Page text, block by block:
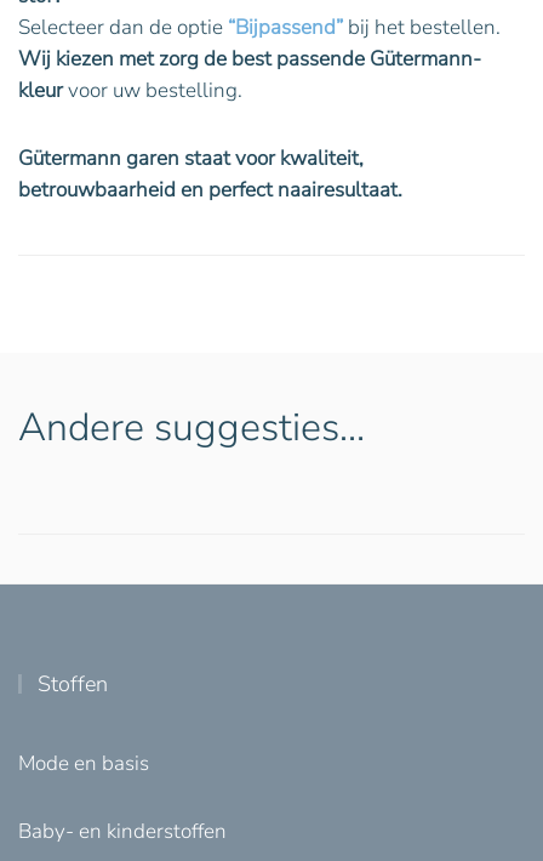
Selecteer dan de optie “Bijpassend” bij het bestellen.
Wij kiezen met zorg de best passende Gütermann-
kleurvoor uw bestelling.
Gütermann garen staat voor kwaliteit,
betrouwbaarheid en perfect naairesultaat.
Andere suggesties…
Stoffen
Mode en basis
Baby- en kinderstoffen